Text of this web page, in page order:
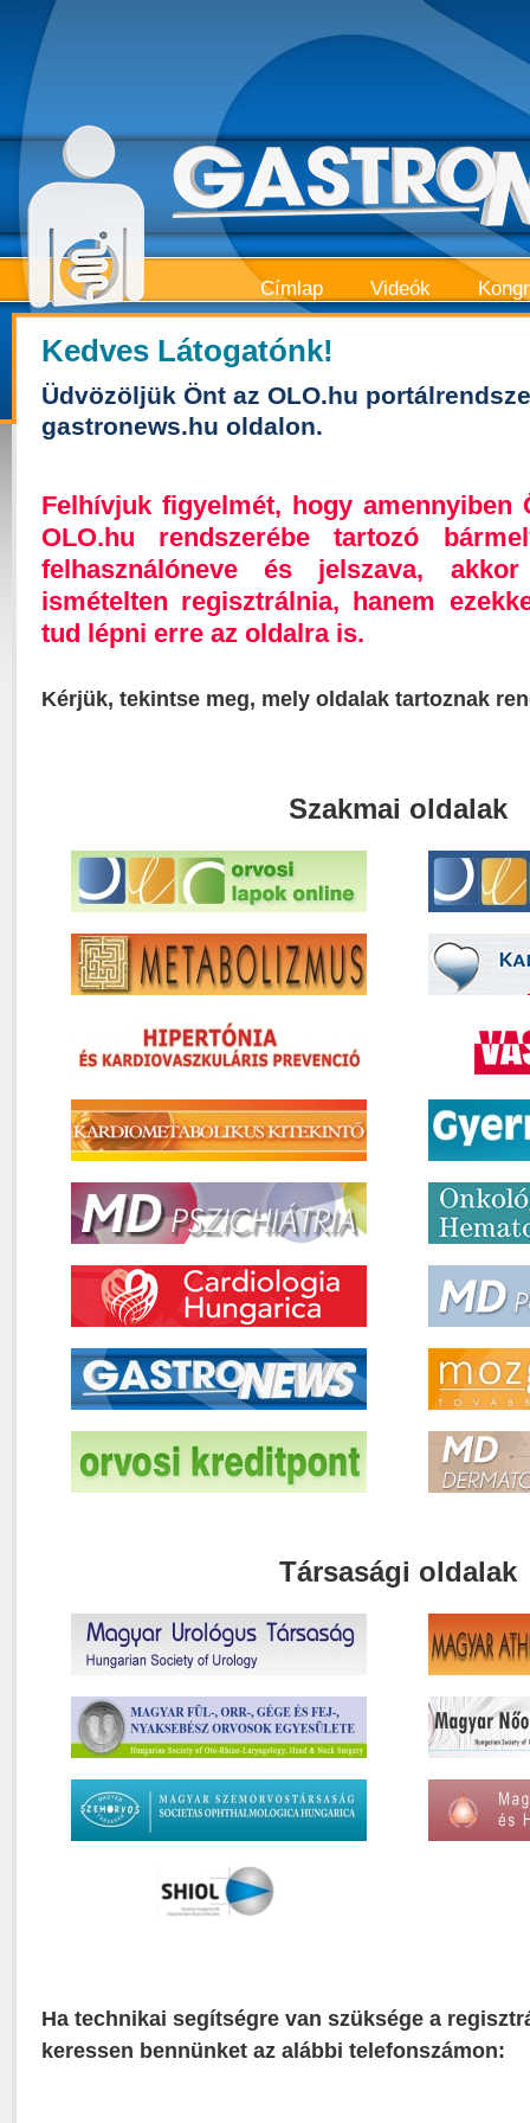
Címlap Videók
Kedves Látogatónk!
Üdvözöljük Önt az OLO.hu
gastronews.hu oldalon.
Felhívjuk figyelmét, hogy amennyiben
OLO.hu rendszerébe tartozó
felhasználóneve és jelszava,
ismételten regisztrálnia, hanem
tud lépni erre az oldalra is.
Kérjük, tekintse meg, mely oldalak tartoznak
Szakmai oldalak
Társasági oldalak
Ha technikai segítségre van szüksége a
keressen bennünket az alábbi telefonszámon: